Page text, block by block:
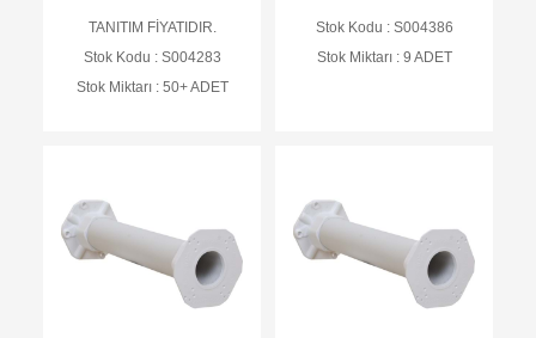
TANITIM FİYATIDIR.
Stok Kodu : S004283
Stok Miktarı : 50+ ADET
Stok Kodu : S004386
Stok Miktarı : 9 ADET